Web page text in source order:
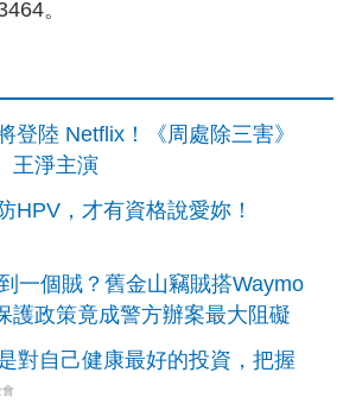
。
登陸 Netflix！《周處除三害》
王淨主演
HPV，才有資格說愛妳！
一個賊？舊金山竊賊搭Waymo
護政策竟成警方辦案最大阻礙
對自己健康最好的投資，把握